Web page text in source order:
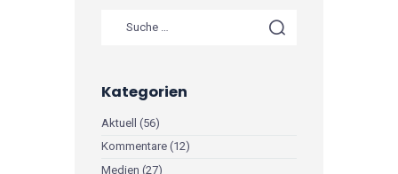
Kategorien
Aktuell (56)
Kommentare (12)
Medien (27)